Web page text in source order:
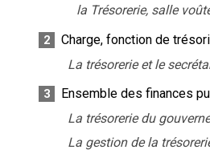
la Trésorerie, salle
2
Charge, fonction de
La trésorerie et le
3 Ensemble des finances
La trésorerie du
La gestion de la